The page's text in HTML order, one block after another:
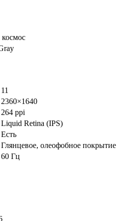
11
2360×1640
264 ppi
Liquid Retina (IPS)
Есть
Глянцевое, олеофобное покрытие
60 Гц